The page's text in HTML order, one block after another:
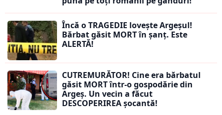
Încă o TRAGEDIE lovește Argeșul!
Bărbat găsit MORT în șanț. Este
ALERTĂ!
CUTREMURĂTOR! Cine era bărbatul
găsit MORT într-o gospodărie din
Argeș. Un vecin a făcut
DESCOPERIREA șocantă!